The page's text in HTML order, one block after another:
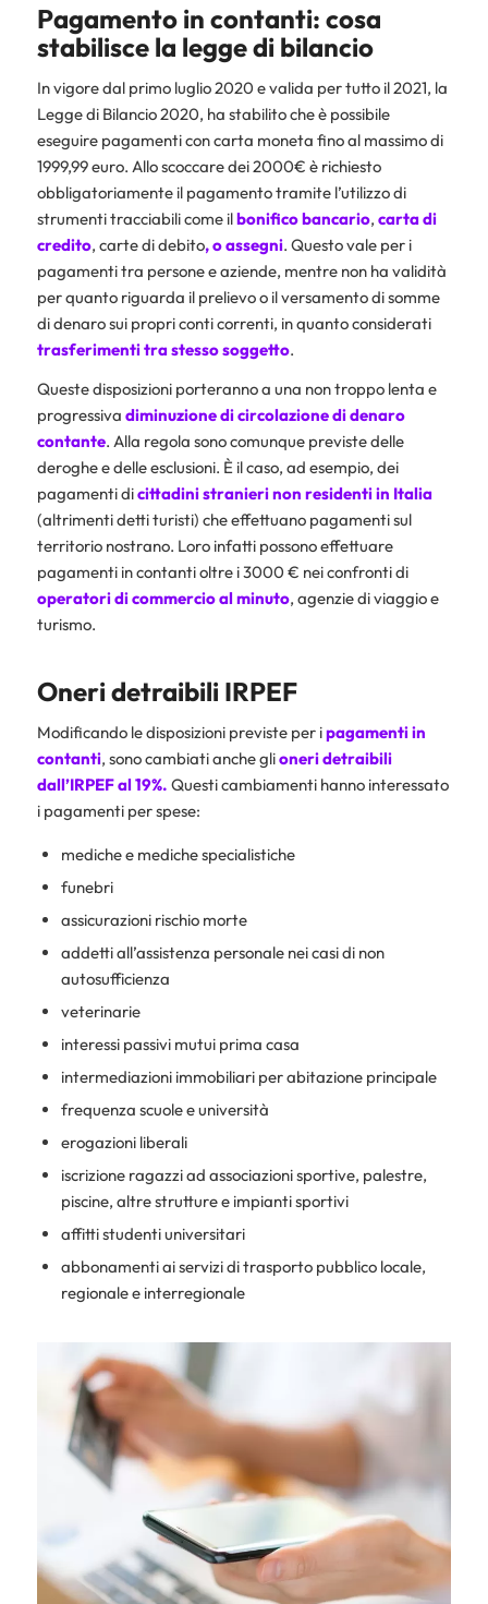
Pagamento in contanti: cosa
stabilisce la legge di bilancio
In vigore dal primo luglio 2020 e valida per tutto il 2021, la
Legge di Bilancio 2020, ha stabilito che è possibile
eseguire pagamenti con carta moneta fino al massimo di
1999,99 euro. Allo scoccare dei 2000€ è richiesto
obbligatoriamente il pagamento tramite l’utilizzo di
strumenti tracciabili come ilbonifico bancario, carta di
credito, carte di debito, o assegni. Questo vale per i
pagamenti tra persone e aziende, mentre non ha validità
per quanto riguarda il prelievo o il versamento di somme
di denaro sui propri conti correnti, in quanto considerati
trasferimenti tra stesso soggetto.
Queste disposizioni porteranno a una non troppo lenta e
progressiva diminuzione di circolazione di denaro
contante. Alla regola sono comunque previste delle
deroghe e delle esclusioni. È il caso, ad esempio, dei
pagamenti dicittadini stranieri non residenti in Italia
(altrimenti detti turisti) che effettuano pagamenti sul
territorio nostrano. Loro infatti possono effettuare
pagamenti in contanti oltre i 3000 € nei confronti di
operatori di commercio al minuto, agenzie di viaggio e
turismo.
Oneri detraibili IRPEF
Modificando le disposizioni previste per ipagamenti in
contanti, sono cambiati anche glioneri detraibili
dall’IRPEF al 19%. Questi cambiamenti hanno interessato
i pagamenti per spese:
mediche e mediche specialistiche
funebri
assicurazioni rischio morte
addetti all’assistenza personale nei casi di non
autosufficienza
veterinarie
interessi passivi mutui prima casa
intermediazioni immobiliari per abitazione principale
frequenza scuole e università
erogazioni liberali
iscrizione ragazzi ad associazioni sportive, palestre,
piscine, altre strutture e impianti sportivi
affitti studenti universitari
abbonamenti ai servizi di trasporto pubblico locale,
regionale e interregionale